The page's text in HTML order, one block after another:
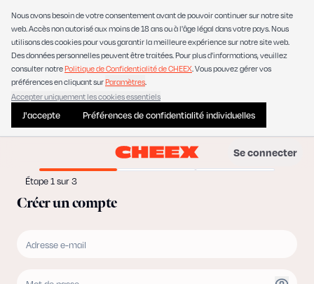
Se connecter
Étape 1 sur 3
Créer un compte
Nous avons besoin de votre consentement avant de pouvoir continuer sur notre site
web. Accès non autorisé aux moins de 18 ans ou à l'âge légal dans votre pays. Nous
utilisons des cookies pour vous garantir la meilleure expérience sur notre site web.
Des données personnelles peuvent être traitées. Pour plus d'informations, veuillez
consulter notrePolitique de Confidentialité de CHEEX. Vous pouvez gérer vos
préférences en cliquant surParamètres.
Accepter uniquement les cookies essentiels
J'accepte Préférences de confidentialité individuelles